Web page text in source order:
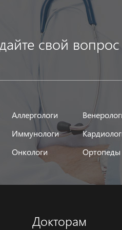
свой
Аллергологи
Иммунологи
Онкологи
Ортопеды
Докторам